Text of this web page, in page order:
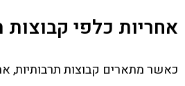
אחריות כלפי קבוצות
כאשר מתארים קבוצות תרבותיות,